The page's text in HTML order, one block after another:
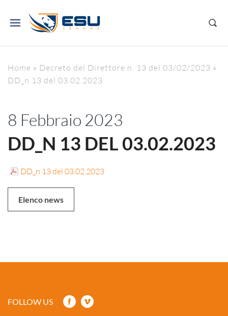
Home » Decreto del Direttore n. 13 del 03/02/2023 »
DD_n 13 del 03.02.2023
8 Febbraio 2023
DD_N 13 DEL 03.02.2023
DD_n 13 del 03.02.2023
Elenco news
FOLLOW US